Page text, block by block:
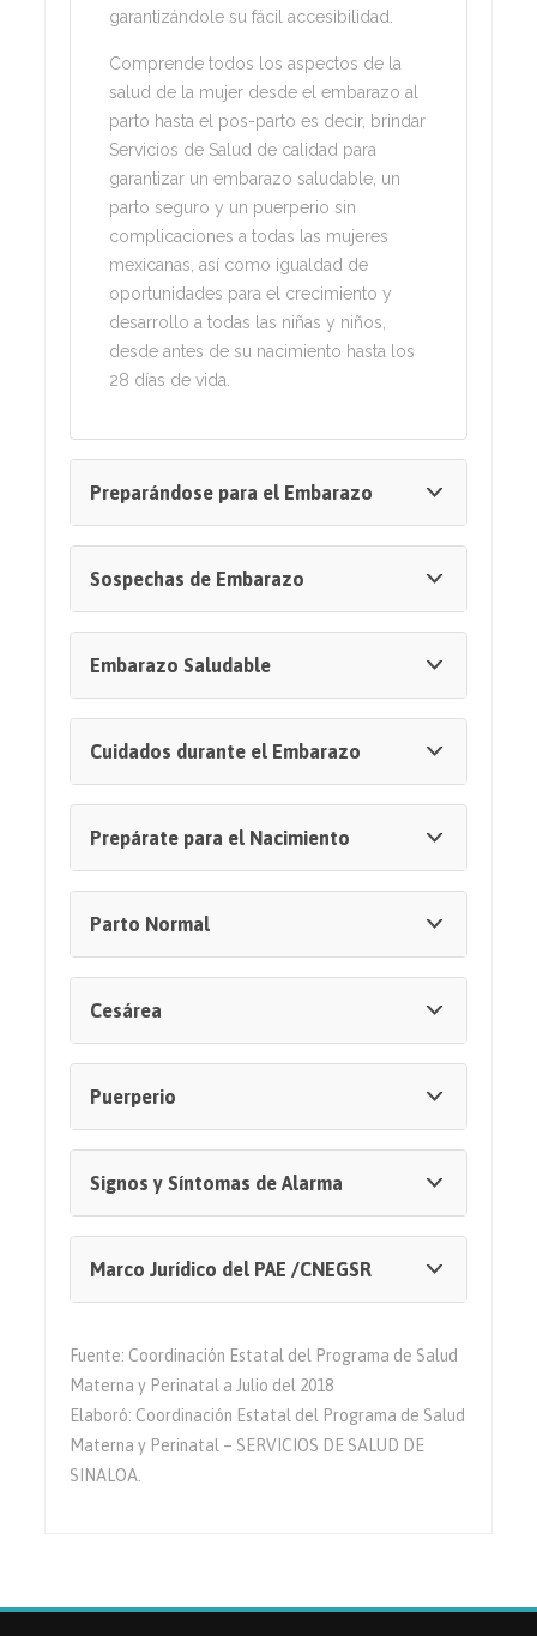
garantizándole su fácil accesibilidad.
Comprende todos los aspectos de la
salud de la mujer desde el embarazo al
parto hasta el pos-parto es decir, brindar
Servicios de Salud de calidad para
garantizar un embarazo saludable, un
parto seguro y un puerperio sin
complicaciones a todas las mujeres
mexicanas, así como igualdad de
oportunidades para el crecimiento y
desarrollo a todas las niñas y niños,
desde antes de su nacimiento hasta los
28 días de vida.
Preparándose para el Embarazo
Sospechas de Embarazo
Embarazo Saludable
Cuidados durante el Embarazo
Prepárate para el Nacimiento
Parto Normal
Cesárea
Puerperio
Signos y Síntomas de Alarma
Marco Jurídico del PAE /CNEGSR
Fuente: Coordinación Estatal del Programa de Salud
Materna y Perinatal a Julio del 2018
Elaboró: Coordinación Estatal del Programa de Salud
Materna y Perinatal – SERVICIOS DE SALUD DE
SINALOA.